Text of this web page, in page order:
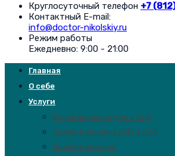
Круглосуточный телефон +7
Контактный E-mail:
info@doctor-nikolskiy.ru
Режим работы
Ежедневно: 9:00 - 21:00
Главная
О себе
Услуги
Вызов врача на дом в Спб
Прием в клинике EMS в Спб
Онлайн-встреча